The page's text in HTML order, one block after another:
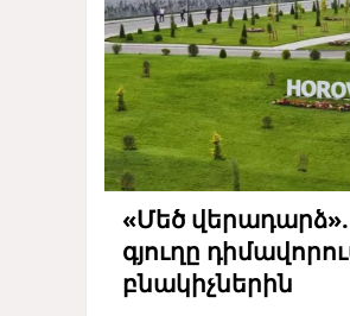
«Մեծ վերադարձ».
գյուղը
բնակիչներին